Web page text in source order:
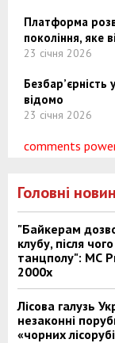
Платформа
покоління, яке
23 січня 2026
відомо
23 січня 2026
comments
Головні
"Байкерам
клубу, після
танцполу": МС
2000х
Лісова галузь
незаконні
«чорних